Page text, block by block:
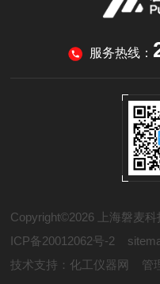
服务热线：
Copyright©2026 上海磐麦
ICP备20012062号-2
技术支持： 化工仪器网 管